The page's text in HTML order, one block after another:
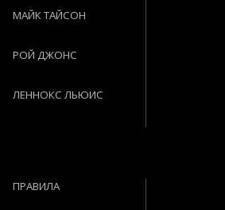
МАЙК ТАЙСОН
РОЙ ДЖОНС
ЛЕННОКС ЛЬЮИС
ПРАВИЛА